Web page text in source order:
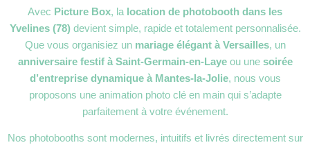
Avec Picture Box, la location de photobooth dans les
Yvelines (78)devient simple, rapide et totalement personnalisée.
Que vous organisiez un mariage élégant à Versailles, un
anniversaire festif à Saint-Germain-en-Layeou une soirée
d’entreprise dynamique à Mantes-la-Jolie, nous vous
proposons une animation photo clé en main qui s’adapte
parfaitement à votre événement.
Nos photobooths sont modernes, intuitifs et livrés directement sur